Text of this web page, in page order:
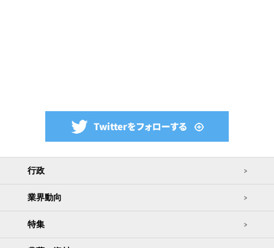
行政
業界動向
特集